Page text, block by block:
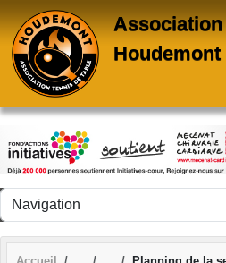
Association
Houdemont
Panneau de gestion des cookies